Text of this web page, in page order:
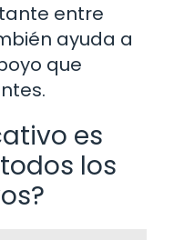
entre
ayuda a
que
es
los